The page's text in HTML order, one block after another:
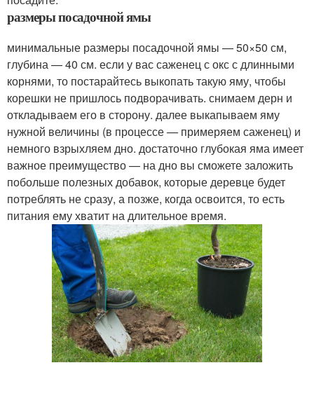
размеры посадочной ямы
минимальные размеры посадочной ямы — 50×50 см,
глубина — 40 см. если у вас саженец с окс с длинными
корнями, то постарайтесь выкопать такую яму, чтобы
корешки не пришлось подворачивать. снимаем дерн и
откладываем его в сторону. далее выкапываем яму
нужной величины (в процессе — примеряем саженец) и
немного взрыхляем дно. достаточно глубокая яма имеет
важное преимущество — на дно вы сможете заложить
побольше полезных добавок, которые деревце будет
потреблять не сразу, а позже, когда освоится, то есть
питания ему хватит на длительное время.